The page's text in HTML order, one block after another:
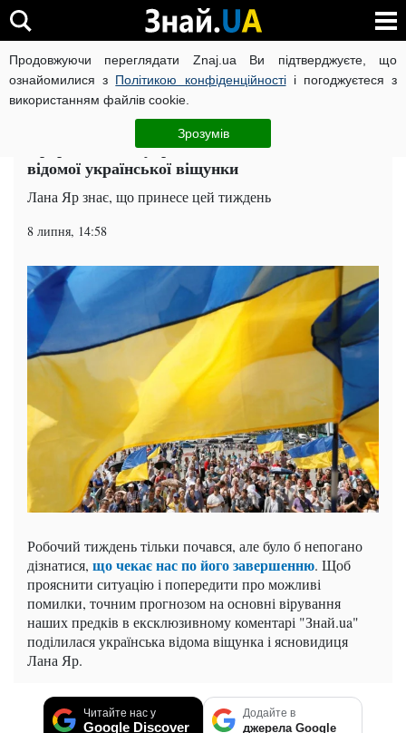
Продовжуючи переглядати Znaj.ua Ви підтверджуєте, що
ознайомилися з Політикою конфіденційностіі погоджуєтеся з
використанням файлів cookie.
Зрозумів
ВІЙНА РОСІЇ ПРОТИ УКРАЇНИ КОРОНАВІРУС В УКРАЇНІ
Суспільство ЧИТАТЬ НА РУССКОМ
Пророцтва для українців на 8-14 липня від
відомої української віщунки
Лана Яр знає, що принесе цей тиждень
8 липня, 14:58
Робочий тиждень тільки почався, але було б непогано
дізнатися, що чекає нас по його завершенню. Щоб
прояснити ситуацію і попередити про можливі
помилки, точним прогнозом на основні вірування
наших предків в ексклюзивному коментарі "Знай.ua"
поділилася українська відома віщунка і ясновидиця
Лана Яр.
Читайте нас у
Google Discover
Додайте в
джерела Google